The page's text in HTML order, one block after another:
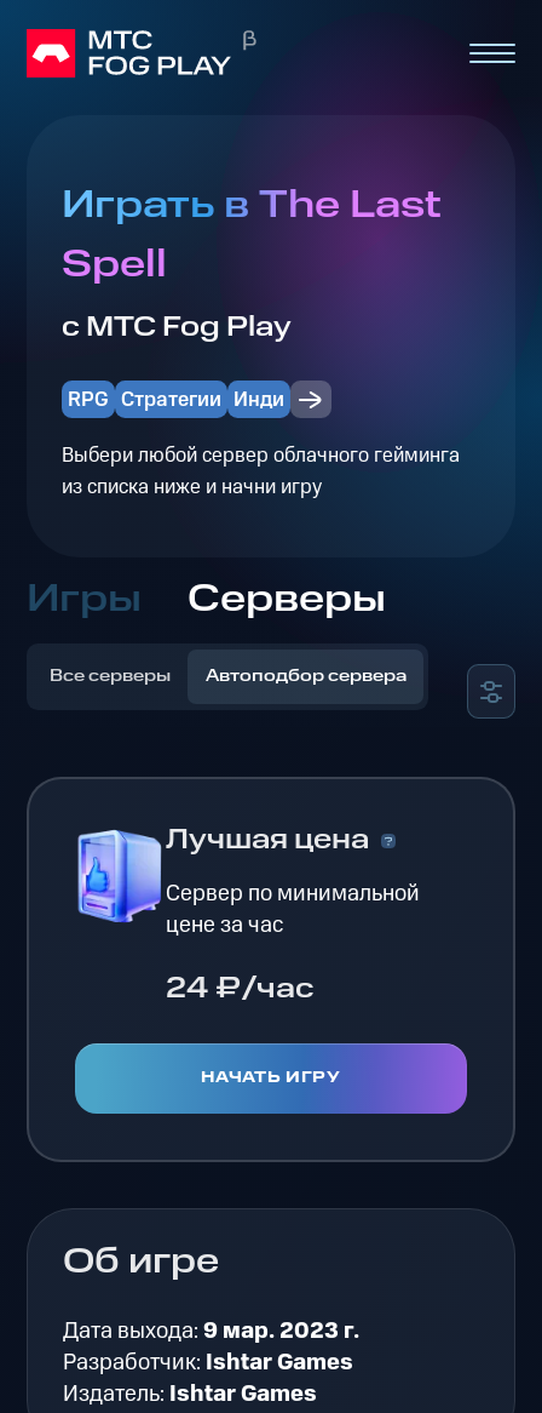
Играть в The Last
Spell
с МТС Fog Play
RPG Стратегии Инди
Выбери любой сервер облачного гейминга
из списка ниже и начни игру
Игры Серверы
Все серверы Автоподбор сервера
Лучшая цена
Сервер по минимальной
цене за час
24 ₽/час
НАЧАТЬ ИГРУ
Об игре
Дата выхода:9 мар. 2023 г.
Разработчик: Ishtar Games
Издатель: Ishtar Games